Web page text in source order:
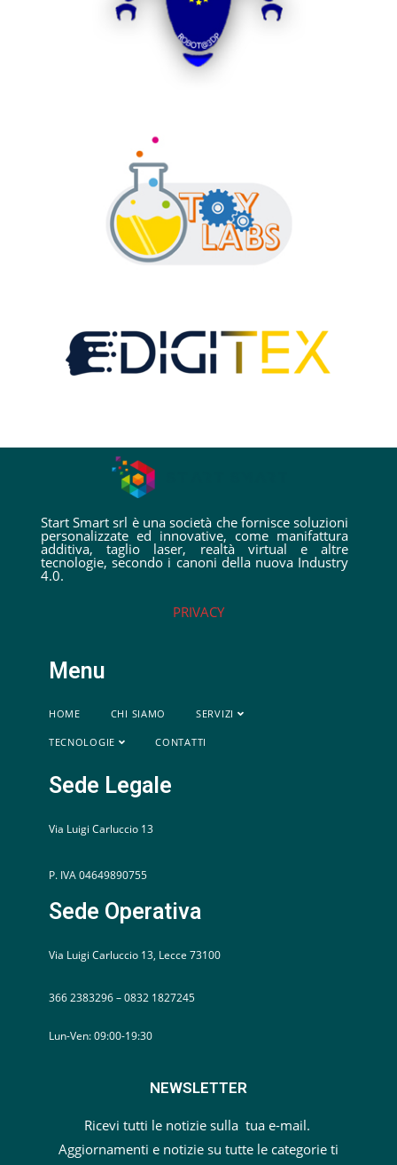
Start Smart srl è una società che fornisce soluzioni
personalizzate ed innovative, come manifattura
additiva, taglio laser, realtà virtual e altre
tecnologie, secondo i canoni della nuova Industry
4.0.
PRIVACY
Menu
HOME CHI SIAMO SERVIZI
TECNOLOGIE CONTATTI
Sede Legale
Via Luigi Carluccio 13
P. IVA 04649890755
Sede Operativa
Via Luigi Carluccio 13, Lecce 73100
366 2383296 – 0832 1827245
Lun-Ven: 09:00-19:30
NEWSLETTER
Ricevi tutti le notizie sulla tua e-mail.
Aggiornamenti e notizie su tutte le categorie ti